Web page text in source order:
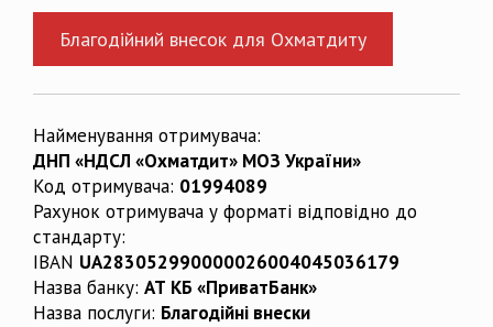
Благодійний внесок для Охматдиту
Найменування отримувача:
ДНП «НДСЛ «Охматдит» МОЗ України»
Код отримувача: 01994089
Рахунок отримувача у форматі відповідно до
стандарту:
IBAN UA283052990000026004045036179
Назва банку: АТ КБ «ПриватБанк»
Назва послуги: Благодійні внески